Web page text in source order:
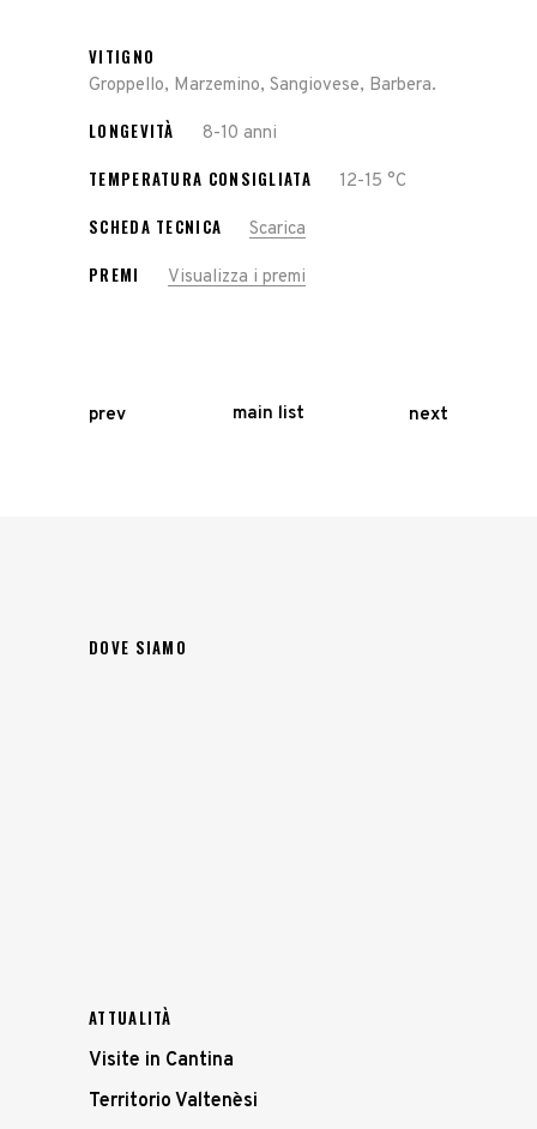
VITIGNO
Groppello, Marzemino, Sangiovese, Barbera.
LONGEVITÀ 8-10 anni
TEMPERATURA CONSIGLIATA 12-15 °C
SCHEDA TECNICA Scarica
PREMI Visualizza i premi
prev main list next
DOVE SIAMO
ATTUALITÀ
Visite in Cantina
Territorio Valtenèsi